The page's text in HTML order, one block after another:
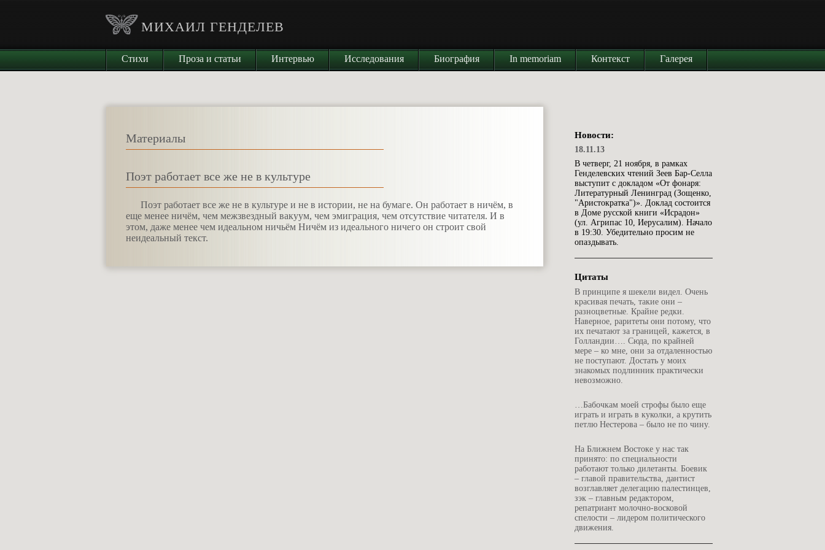
МИХАИЛ ГЕНДЕЛЕВ
Стихи Проза и статьи Интервью Исследования Биография In memoriam Контекст Галерея
Материалы
Поэт работает все же не в культуре
Поэт работает все же не в культуре и не в истории, не на бумаге. Он работает в ничём, в
еще менее ничём, чем межзвездный вакуум, чем эмиграция, чем отсутствие читателя. И в
этом, даже менее чем идеальном ничьём Ничём из идеального ничего он строит свой
неидеальный текст.
Новости:
18.11.13
В четверг, 21 ноября, в рамках
Генделевских чтений Зеев Бар-Селла
выступит с докладом «От фонаря:
Литературный Ленинград (Зощенко,
"Аристократка")». Доклад состоится
в Доме русской книги «Исрадон»
(ул. Агрипас 10, Иерусалим). Начало
в 19:30. Убедительно просим не
опаздывать.
Цитаты
В принципе я шекели видел. Очень
красивая печать, такие они –
разноцветные. Крайне редки.
Наверное, раритеты они потому, что
их печатают за границей, кажется, в
Голландии…. Сюда, по крайней
мере – ко мне, они за отдаленностью
не поступают. Достать у моих
знакомых подлинник практически
невозможно.
Бабочкам моей строфы было еще
играть и играть в куколки, а крутить
петлю Нестерова – было не по чину.
На Ближнем Востоке у нас так
принято: по специальности
работают только дилетанты. Боевик
– главой правительства, дантист
возглавляет делегацию палестинцев,
зэк – главным редактором,
репатриант молочно-восковой
спелости – лидером политического
движения.